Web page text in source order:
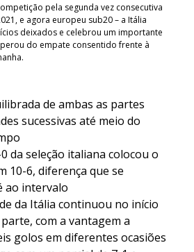
pela segunda vez consecutiva
e agora europeu sub20 – a Itália
deixados e celebrou um importante
do empate consentido frente à
de ambas as partes
sucessivas até meio do
da seleção italiana colocou o
10-6, diferença que se
ao intervalo
da Itália continuou no início
com a vantagem a
golos em diferentes ocasiões